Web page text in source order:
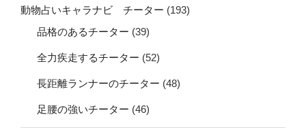
動物占いキャラナビ チーター (193)
品格のあるチーター (39)
全力疾走するチーター (52)
長距離ランナーのチーター (48)
足腰の強いチーター (46)